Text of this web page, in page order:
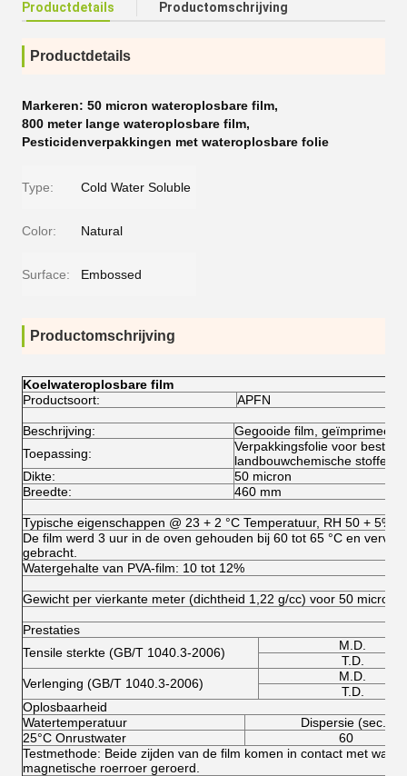
Productdetails Productomschrijving
Productdetails
Markeren: 50 micron wateroplosbare film,
800 meter lange wateroplosbare film,
Pesticidenverpakkingen met wateroplosbare folie
Type: Cold Water Soluble
Color: Natural
Surface: Embossed
Productomschrijving
Koelwateroplosbare film
Productsoort:
APFN
Beschrijving:
Gegooide film,
Toepassing:
Verpakkingsfolie voor
landbouwchemische stoffen
Dikte:
50 micron
Breedte:
460 mm
Typische eigenschappen @ 23 + 2 °C Temperatuur, RH 50 + 5%.
De film werd 3 uur in de oven gehouden bij 60 tot 65 °C en
gebracht.
Watergehalte van PVA-film: 10 tot 12%
Gewicht per vierkante meter (dichtheid 1,22 g/cc) voor 50 micron
Prestaties
Tensile sterkte (GB/T 1040.3-2006)
M.D.
T.D.
Verlenging (GB/T 1040.3-2006)
M.D.
T.D.
Oplosbaarheid
Watertemperatuur
Dispersie (sec.)
25°C Onrustwater
60
Testmethode: Beide zijden van de film komen in contact met
magnetische roerroer geroerd.